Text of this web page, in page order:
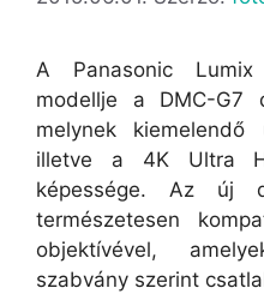
A Panasonic Lumix
modellje a DMC-G7
melynek
illetve a 4K Ultra
képessége. Az új
természetesen
objektívével,
szabvány szerint